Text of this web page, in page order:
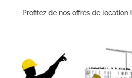
Profitez de nos offres de location !